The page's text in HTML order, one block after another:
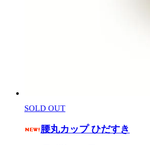
SOLD OUT
腰丸カップ ひだすき